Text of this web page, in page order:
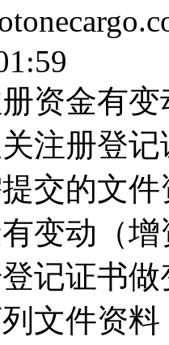
资金有
注册登
交的文件
变动（
记证书
文件资料